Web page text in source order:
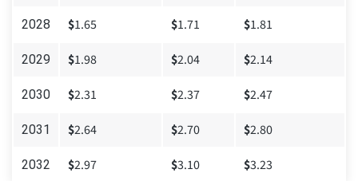
2028 $1.65 $1.71 $1.81
2029 $1.98 $2.04 $2.14
2030 $2.31 $2.37 $2.47
2031 $2.64 $2.70 $2.80
2032 $2.97 $3.10 $3.23